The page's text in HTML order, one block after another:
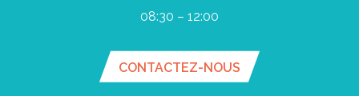
08:30 – 12:00
CONTACTEZ-NOUS